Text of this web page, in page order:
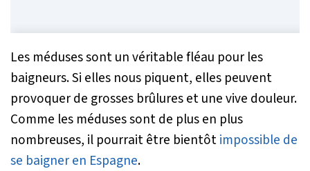
Les méduses sont un véritable fléau pour les
baigneurs. Si elles nous piquent, elles peuvent
provoquer de grosses brûlures et une vive douleur.
Comme les méduses sont de plus en plus
nombreuses, il pourrait être bientôtimpossible de
se baigner en Espagne.